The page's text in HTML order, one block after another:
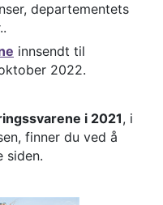
departementets
innsendt til
2022.
i 2021, i
finner du ved å
siden.